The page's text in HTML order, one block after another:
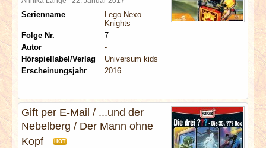
Serienname
Lego Nexo
Knights
Folge Nr.
7
Autor
-
Hörspiellabel/Verlag
Universum kids
Erscheinungsjahr
2016
Gift per E-Mail / ...und der
Nebelberg / Der Mann ohne
Kopf
HOT